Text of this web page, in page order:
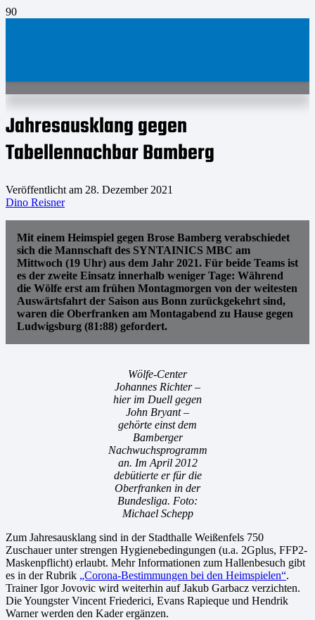
Jahresausklang gegen
Tabellennachbar Bamberg
Veröffentlicht am 28. Dezember 2021
Dino Reisner
Mit einem Heimspiel gegen Brose Bamberg verabschiedet
sich die Mannschaft des SYNTAINICS MBC am
Mittwoch (19 Uhr) aus dem Jahr 2021. Für beide Teams ist
es der zweite Einsatz innerhalb weniger Tage: Während
die Wölfe erst am frühen Montagmorgen von der weitesten
Auswärtsfahrt der Saison aus Bonn zurückgekehrt sind,
waren die Oberfranken am Montagabend zu Hause gegen
Ludwigsburg (81:88) gefordert.
Wölfe-Center
Johannes Richter –
hier im Duell gegen
John Bryant –
gehörte einst dem
Bamberger
Nachwuchsprogramm
an. Im April 2012
debütierte er für die
Oberfranken in der
Bundesliga. Foto:
Michael Schepp
Zum Jahresausklang sind in der Stadthalle Weißenfels 750
Zuschauer unter strengen Hygienebedingungen (u.a. 2Gplus, FFP2-
Maskenpflicht) erlaubt. Mehr Informationen zum Hallenbesuch gibt
es in der Rubrik „Corona-Bestimmungen bei den Heimspielen“.
Trainer Igor Jovovic wird weiterhin auf Jakub Garbacz verzichten.
Die Youngster Vincent Friederici, Evans Rapieque und Hendrik
Warner werden den Kader ergänzen.